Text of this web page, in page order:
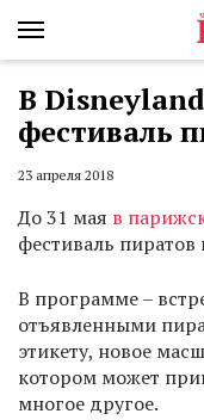
В
фестиваль
23 апреля 2018
До 31 мая в
фестиваль пиратов
В программе –
отъявленными
этикету, новое
котором может
многое другое.